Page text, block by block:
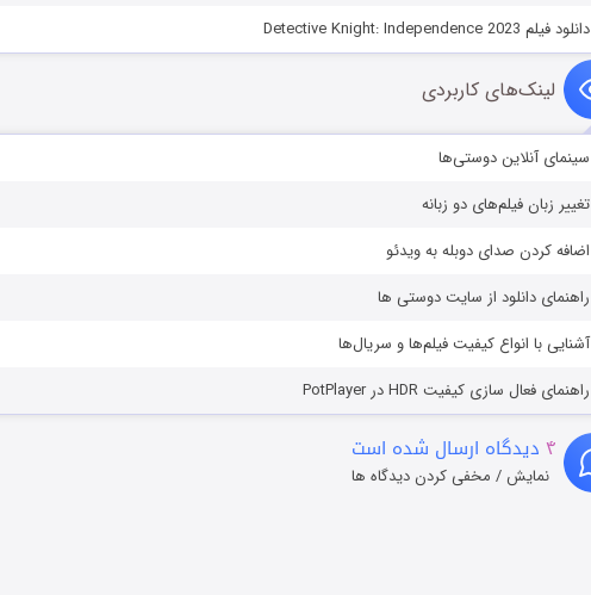
دانلود فیلم Detective Knight: Independence 2023
لینک‌های کاربردی
سینمای آنلاین دوستی‌ها
تغییر زبان فیلم‌های دو زبانه
اضافه کردن صدای دوبله به ویدئو
راهنمای دانلود از سایت دوستی ها
آشنایی با انواع کیفیت فیلم‌ها و سریال‌ها
راهنمای فعال سازی کیفیت HDR در PotPlayer
۴ دیدگاه ارسال شده است
نمایش / مخفی کردن دیدگاه ها